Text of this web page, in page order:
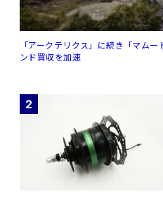
「アークテリクス」に続き「マム
ンド買収を加速
2